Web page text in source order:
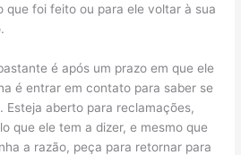
que foi feito ou para ele voltar à sua
é após um prazo em que ele
é entrar em contato para saber se
Esteja aberto para reclamações,
que ele tem a dizer, e mesmo que
a razão, peça para retornar para